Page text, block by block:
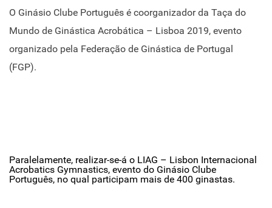
O Ginásio Clube Português é coorganizador da Taça do
Mundo de Ginástica Acrobática – Lisboa 2019, evento
organizado pela Federação de Ginástica de Portugal
(FGP).
Paralelamente, realizar-se-á o LIAG – Lisbon Internacional
Acrobatics Gymnastics, evento do Ginásio Clube
Português, no qual participam mais de 400 ginastas.